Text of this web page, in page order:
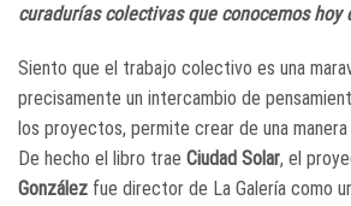
curadurías colectivas que conocemos hoy
Siento que el trabajo colectivo es una
precisamente un intercambio de
los proyectos, permite crear de una
De hecho el libro trae Ciudad Solar, el
González fue director de La Galería como